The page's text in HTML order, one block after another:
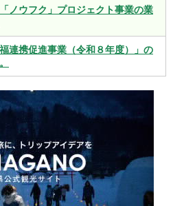
ノウフク」プロジェクト事業の業
連携促進事業（令和８年度）」の